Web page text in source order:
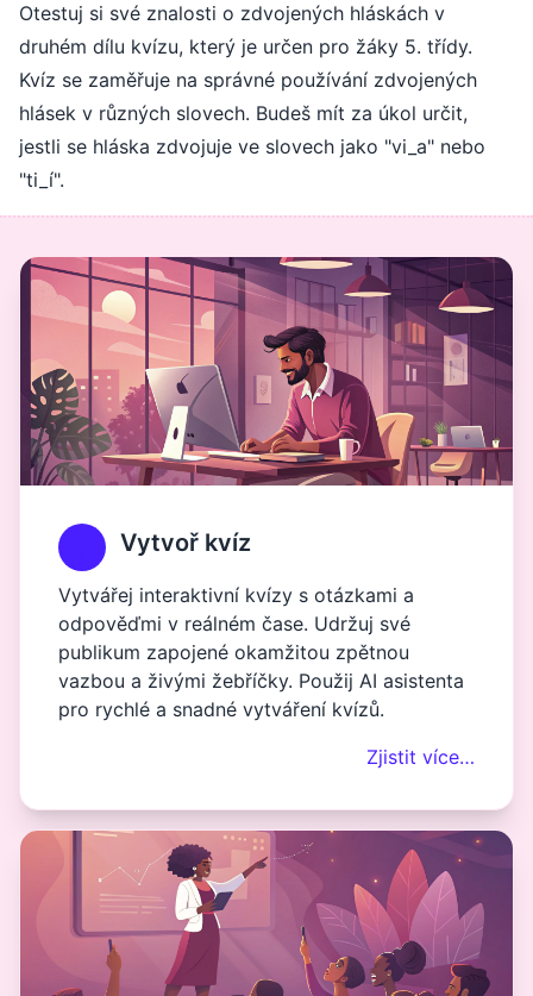
Otestuj si své znalosti o zdvojených hláskách v
druhém dílu kvízu, který je určen pro žáky 5. třídy.
Kvíz se zaměřuje na správné používání zdvojených
hlásek v různých slovech. Budeš mít za úkol určit,
jestli se hláska zdvojuje ve slovech jako "vi_a" nebo
"ti_í".
Vytvoř kvíz
Vytvářej interaktivní kvízy s otázkami a
odpověďmi v reálném čase. Udržuj své
publikum zapojené okamžitou zpětnou
vazbou a živými žebříčky. Použij AI asistenta
pro rychlé a snadné vytváření kvízů.
Zjistit více…